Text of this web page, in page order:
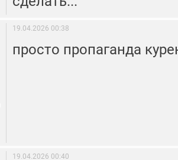
19.04.2026 00:38
просто пропаганда
19.04.2026 00:40